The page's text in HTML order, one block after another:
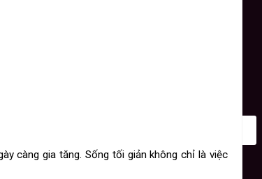
càng gia tăng. Sống tối giản không chỉ là việc